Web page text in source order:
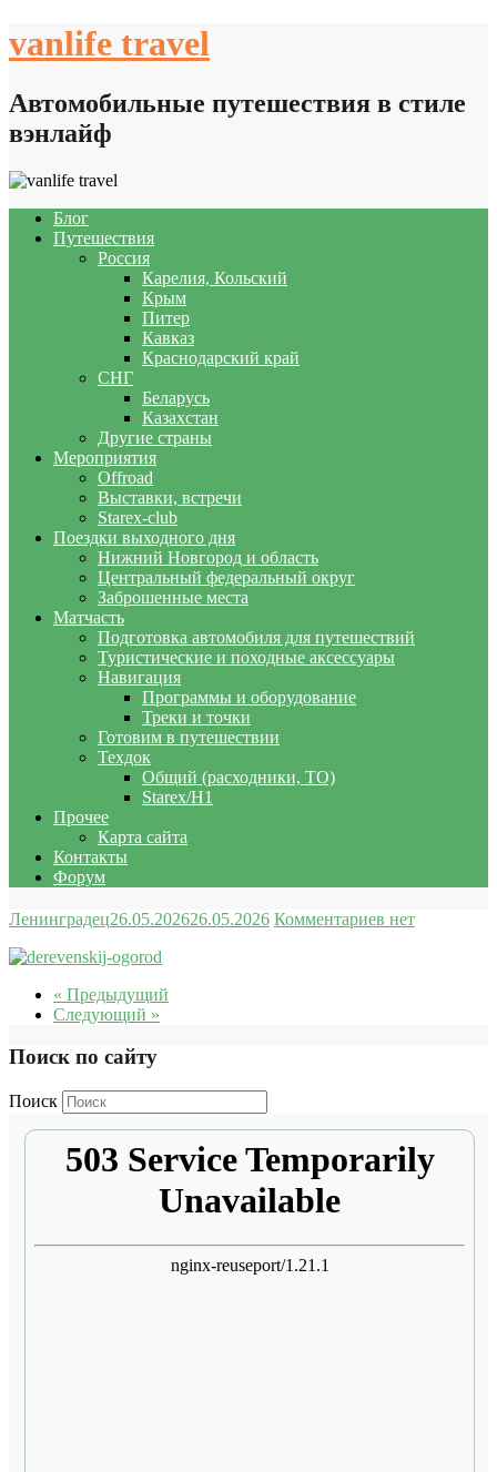
to
vanlife travel
Автомобильные путешествия в стиле
вэнлайф
Блог
Путешествия
Россия
Карелия, Кольский
Крым
Питер
Кавказ
Краснодарский край
СНГ
Беларусь
Казахстан
Другие страны
Мероприятия
Offroad
Выставки, встречи
Starex-club
Поездки выходного дня
Нижний Новгород и область
Центральный федеральный округ
Заброшенные места
Матчасть
Подготовка автомобиля для путешествий
Туристические и походные аксессуары
Навигация
Программы и оборудование
Треки и точки
Готовим в путешествии
Техдок
Общий (расходники, ТО)
Starex/H1
Прочее
Карта сайта
Контакты
Форум
Ленинградец26.05.202626.05.2026 Комментариев нет
« Предыдущий
Следующий »
Поиск по сайту
Поиск